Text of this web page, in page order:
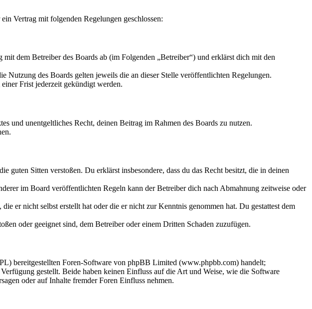
Vertrag mit folgenden Regelungen geschlossen:
dem Betreiber des Boards ab (im Folgenden „Betreiber“) und erklärst dich mit den
Nutzung des Boards gelten jeweils die an dieser Stelle veröffentlichten Regelungen.
Frist jederzeit gekündigt werden.
und unentgeltliches Recht, deinen Beitrag im Rahmen des Boards zu nutzen.
guten Sitten verstoßen. Du erklärst insbesondere, dass du das Recht besitzt, die in deinen
im Board veröffentlichten Regeln kann der Betreiber dich nach Abmahnung zeitweise oder
er nicht selbst erstellt hat oder die er nicht zur Kenntnis genommen hat. Du gestattest dem
oder geeignet sind, dem Betreiber oder einem Dritten Schaden zuzufügen.
bereitgestellten Foren-Software von phpBB Limited (www.phpbb.com) handelt;
gestellt. Beide haben keinen Einfluss auf die Art und Weise, wie die Software
oder auf Inhalte fremder Foren Einfluss nehmen.